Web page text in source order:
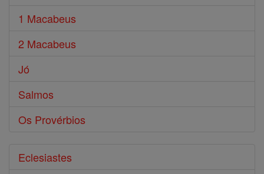
1 Macabeus
2 Macabeus
Jó
Salmos
Os Provérbios
Eclesiastes